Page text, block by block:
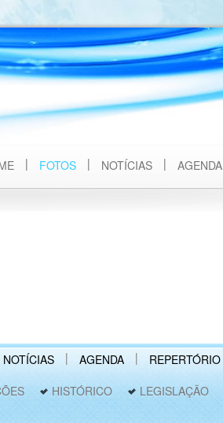
FOTOS NOTÍCIAS AGENDA
NOTÍCIAS AGENDA REPERTÓRIO
HISTÓRICO LEGISLAÇÃO